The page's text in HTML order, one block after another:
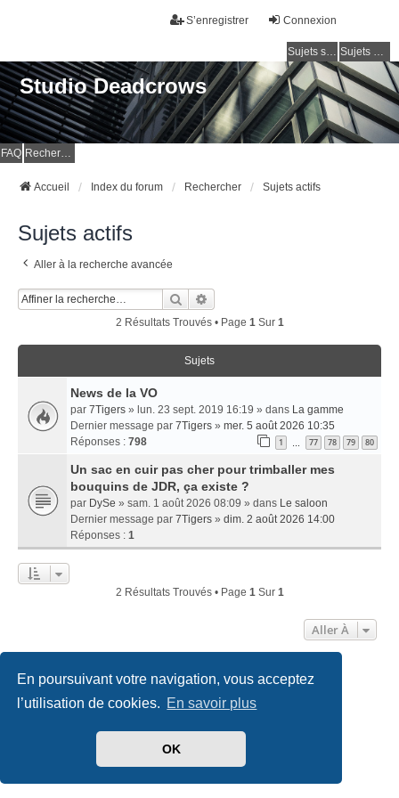
En poursuivant votre navigation, vous acceptez
l’utilisation de cookies. En savoir plus
OK
Connexion
S’enregistrer
Sujets sans réponse Sujets actifs
Studio Deadcrows
FAQ Rechercher
Accueil Index du forum Rechercher Sujets actifs
Sujets actifs
Aller à la recherche avancée
Rechercher
2 Résultats Trouvés • Page 1Sur 1
Sujets
News de la VO
par 7Tigers » lun. 23 sept. 2019 16:19 » dans La gamme
Dernier message par 7Tigers » mer. 5 août 2026 10:35
Réponses : 798 1 77 78 79 80
Un sac en cuir pas cher pour trimballer mes
bouquins de JDR, ça existe ?
par DySe » sam. 1 août 2026 08:09 » dans Le saloon
Dernier message par 7Tigers » dim. 2 août 2026 14:00
Réponses : 1
2 Résultats Trouvés • Page 1Sur 1
Aller À
Accueil Index du forum Nous contacter
phpBB-fr.com
created by INVENTEA & v12mike
Conditions